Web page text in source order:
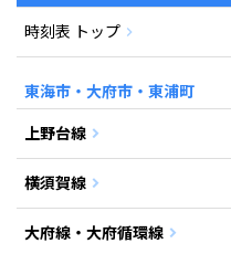
時刻表 トップ
東海市・大府市・東浦町
上野台線
横須賀線
大府線・大府循環線